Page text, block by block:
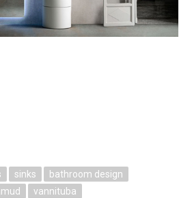
sinks
bathroom design
vannituba